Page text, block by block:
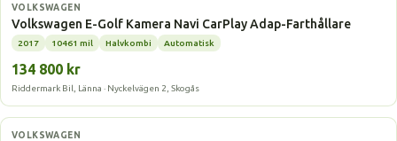
Elbil
VOLKSWAGEN
Volkswagen E-Golf Kamera Navi CarPlay Adap-Farthållare
2017 10461 mil Halvkombi Automatisk
134 800 kr
Riddermark Bil, Länna · Nyckelvägen 2, Skogås
Elbil
VOLKSWAGEN